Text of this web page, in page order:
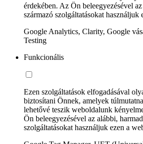
érdekében. Az Ön beleegyezésével
származó szolgáltatásokat használjuk
Google Analytics, Clarity, Google
Testing
Funkcionális
Ezen szolgáltatások elfogadásával
biztosítani Önnek, amelyek
lehetővé teszik weboldalunk
Ön beleegyezésével az alábbi,
szolgáltatásokat használjuk ezen a